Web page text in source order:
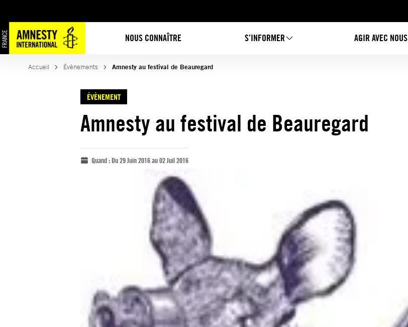
NOUS CONNAÎTRE S’INFORMER AGIR AVEC NOUS
Accueil Évènements Amnesty au festival de Beauregard
ÉVÈNEMENT
Amnesty au festival de Beauregard
Quand :Du 29 Juin 2016 au 02 Juil 2016